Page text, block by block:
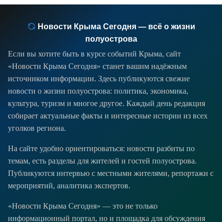
Новости Крыма Сегодня — всё о жизни
полуострова
Если вы хотите быть в курсе событий Крыма, сайт
«Новости Крыма Сегодня» станет вашим надёжным
источником информации. Здесь публикуются свежие
новости о жизни полуострова: политика, экономика,
культура, туризм и многое другое. Каждый день редакция
собирает актуальные факты и интересные истории из всех
уголков региона.
На сайте удобно ориентироваться: новости разбиты по
темам, есть разделы для жителей и гостей полуострова.
Публикуются интервью с местными жителями, репортажи с
мероприятий, аналитика экспертов.
«Новости Крыма Сегодня» — это не только
информационный портал, но и площадка для обсуждения